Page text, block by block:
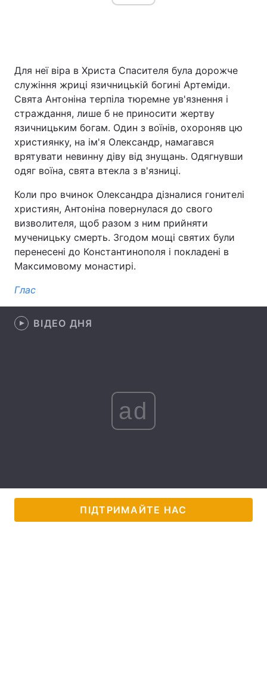
Головна Війна
Україна Політика
Економіка Світ
Спорт Наука
Техно і зв'язок Лайт
Здоров'я Туризм
Цікавинки
Статті
Контакти
Послуги
Для неї віра в Христа Спасителя була дорожче
служіння жриці язичницькій богині Артеміди.
Свята Антоніна терпіла тюремне ув'язнення і
страждання, лише б не приносити жертву
язичницьким богам. Один з воїнів, охороняв цю
християнку, на ім'я Олександр, намагався
врятувати невинну діву від знущань. Одягнувши
одяг воїна, свята втекла з в'язниці.
Коли про вчинок Олександра дізналися гонителі
християн, Антоніна повернулася до свого
визволителя, щоб разом з ним прийняти
мученицьку смерть. Згодом мощі святих були
перенесені до Константинополя і покладені в
Максимовому монастирі.
Глас
ВІДЕО ДНЯ
ad
ПІДТРИМАЙТЕ НАС